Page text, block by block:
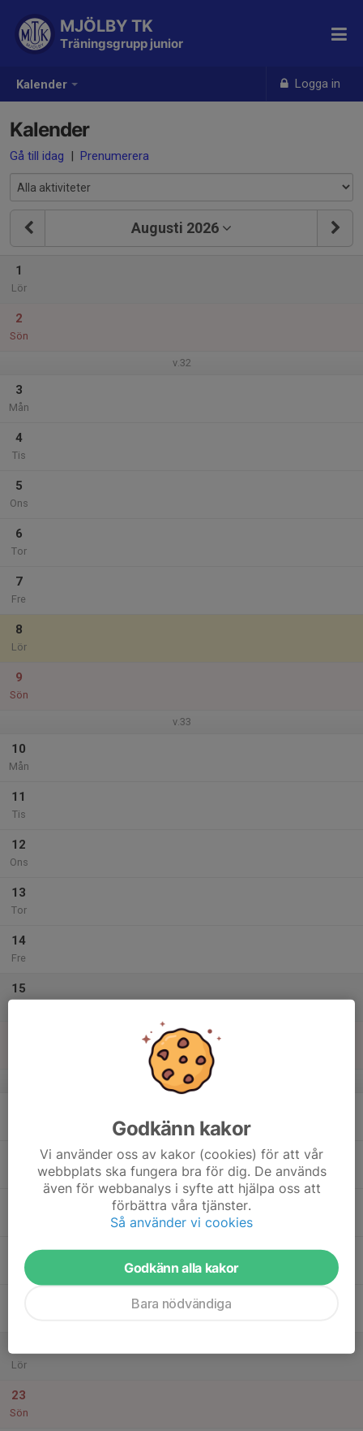
Kalender Logga in
MJÖLBY TK
Träningsgrupp junior
Kalender
Gå till idag | Prenumerera
Augusti 2026
1
Lör
2
Sön
v.32
3
Mån
4
Tis
5
Ons
6
Tor
7
Fre
8
Lör
9
Sön
v.33
10
Mån
11
Tis
12
Ons
13
Tor
14
Fre
15
v.34
Tor
Lör
23
Sön
Godkänn kakor
Vi använder oss av kakor (cookies) för att vår
webbplats ska fungera bra för dig. De används
även för webbanalys i syfte att hjälpa oss att
förbättra våra tjänster.
Så använder vi cookies
Godkänn alla kakor
Bara nödvändiga